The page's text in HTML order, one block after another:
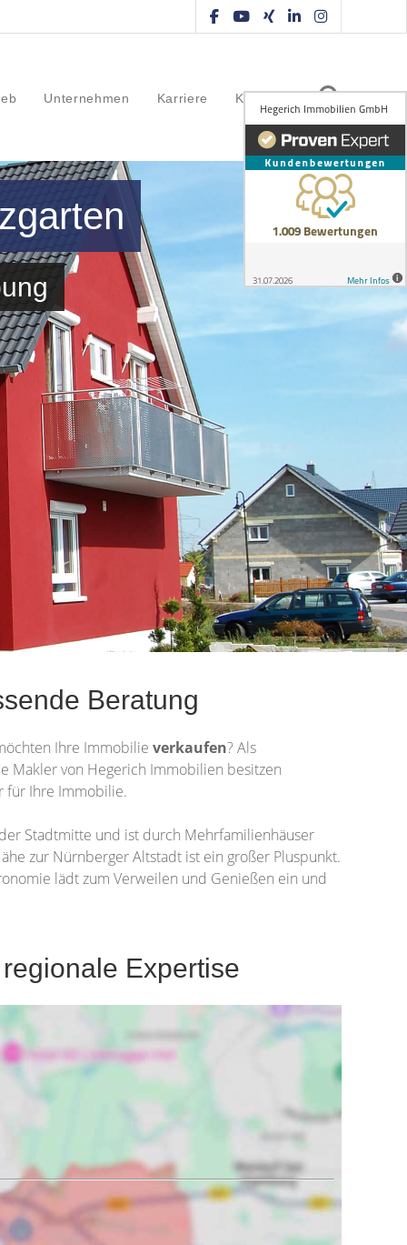
Unternehmen Karriere Kontakt
Beratung
Ihre Immobilie verkaufen? Als
Makler von Hegerich Immobilien besitzen
für Ihre Immobilie.
Stadtmitte und ist durch Mehrfamilienhäuser
zur Nürnberger Altstadt ist ein großer Pluspunkt.
lädt zum Verweilen und Genießen ein und
Expertise